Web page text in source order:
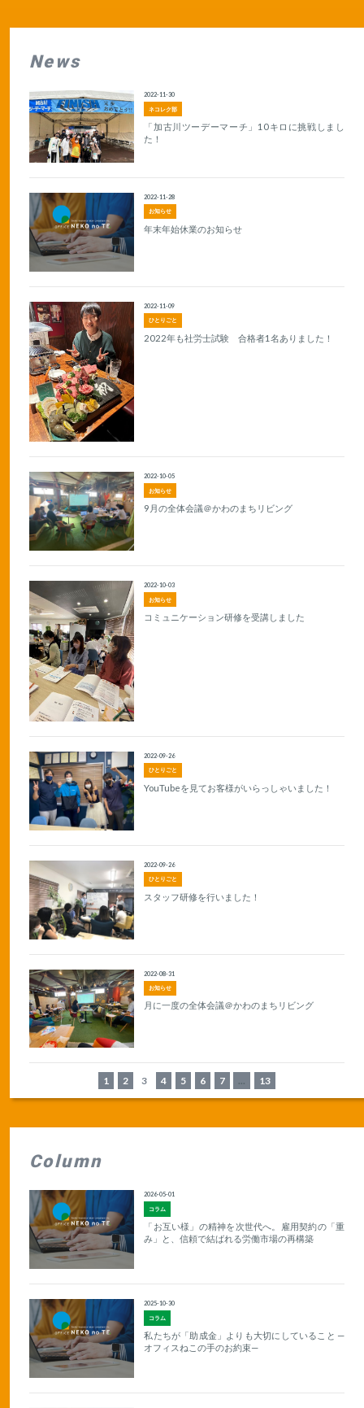
News
ネコレク部
2022-11-30
「加古川ツーデーマーチ」10キロに挑戦しまし
た！
お知らせ
2022-11-28
年末年始休業のお知らせ
ひとりごと
2022-11-09
2022年も社労士試験 合格者1名ありました！
お知らせ
2022-10-05
9月の全体会議＠かわのまちリビング
お知らせ
2022-10-03
コミュニケーション研修を受講しました
ひとりごと
2022-09-26
YouTubeを見てお客様がいらっしゃいました！
ひとりごと
2022-09-26
スタッフ研修を行いました！
お知らせ
2022-08-31
月に一度の全体会議＠かわのまちリビング
1 2 3 4 5 6 7 ... 13
Column
コラム
2026-05-01
「お互い様」の精神を次世代へ。雇用契約の「重
み」と、信頼で結ばれる労働市場の再構築
コラム
2025-10-30
私たちが「助成金」よりも大切にしていること —
オフィスねこの手のお約束—